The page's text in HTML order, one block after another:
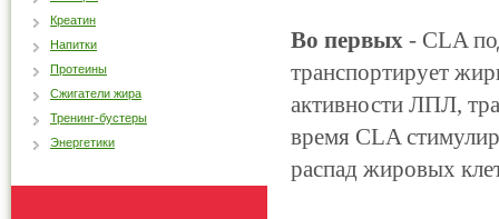
Во первых - СLA
транспортирует
активности ЛПЛ,
время СLA
распад жировых
Креатин
Напитки
Протеины
Сжигатели жира
Тренинг-бустеры
Энергетики